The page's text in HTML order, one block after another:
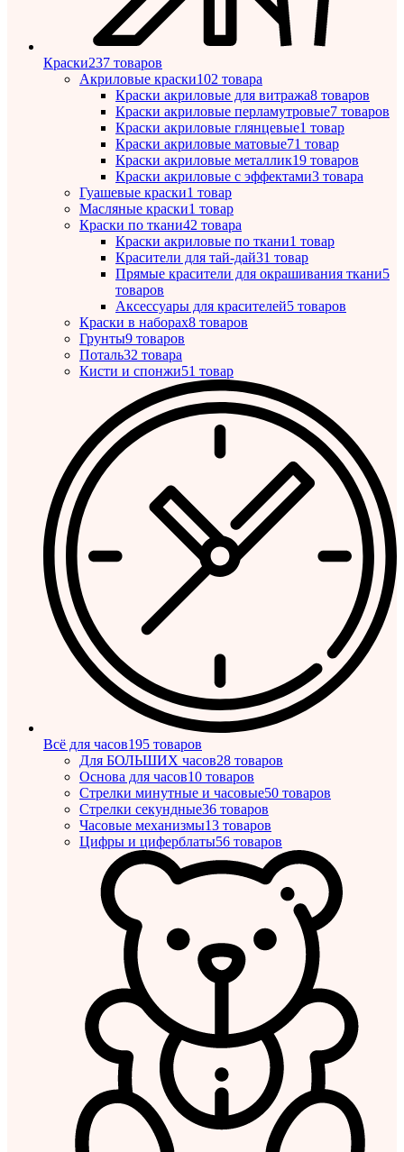
Краски237 товаров
Акриловые краски102 товара
Краски акриловые для витража8 товаров
Краски акриловые перламутровые7 товаров
Краски акриловые глянцевые1 товар
Краски акриловые матовые71 товар
Краски акриловые металлик19 товаров
Краски акриловые с эффектами3 товара
Гуашевые краски1 товар
Масляные краски1 товар
Краски по ткани42 товара
Краски акриловые по ткани1 товар
Красители для тай-дай31 товар
Прямые красители для окрашивания ткани5
товаров
Аксессуары для красителей5 товаров
Краски в наборах8 товаров
Грунты9 товаров
Поталь32 товара
Кисти и спонжи51 товар
Всё для часов195 товаров
Для БОЛЬШИХ часов28 товаров
Основа для часов10 товаров
Стрелки минутные и часовые50 товаров
Стрелки секундные36 товаров
Часовые механизмы13 товаров
Цифры и циферблаты56 товаров